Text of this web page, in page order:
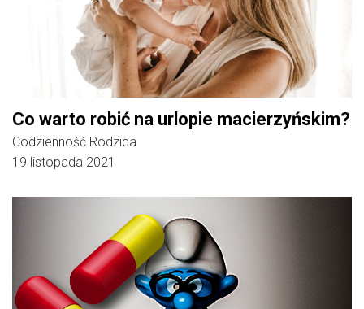
Co warto robić na urlopie macierzyńskim?
Codzienność Rodzica
19 listopada 2021